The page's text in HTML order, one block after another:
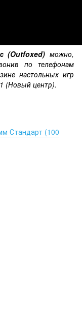
(Outfoxed) можно,
по телефонам
настольных игр
(Новый центр).
Стандарт (100